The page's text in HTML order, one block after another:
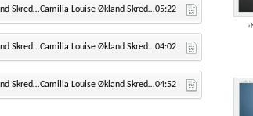
Camilla Louise Økland Skredderberget Camilla Louise Økland Skredderberget05:22
Camilla Louise Økland Skredderberget Camilla Louise Økland Skredderberget04:02
Camilla Louise Økland Skredderberget Camilla Louise Økland Skredderberget04:52